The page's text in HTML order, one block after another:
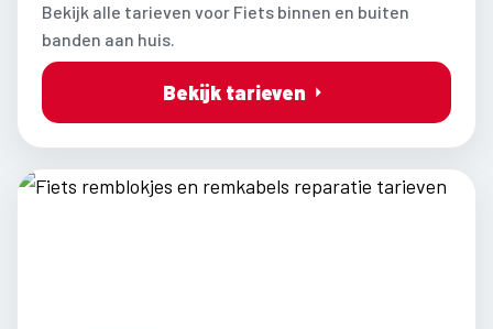
Bekijk alle tarieven voor Fiets binnen en buiten
banden aan huis.
Bekijk tarieven